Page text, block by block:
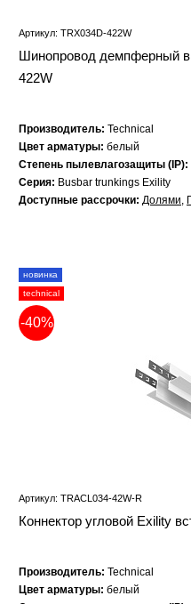
Артикул: TRX034D-422W
Шинопровод демпферный в
422W
Производитель: Technical
Цвет арматуры: белый
Степень пылевлагозащиты (IP):
Серия: Busbar trunkings Exility
Доступные рассрочки: Долями,
новинка
technical
-40%
Артикул: TRACL034-42W-R
Коннектор угловой Exility
Производитель: Technical
Цвет арматуры: белый